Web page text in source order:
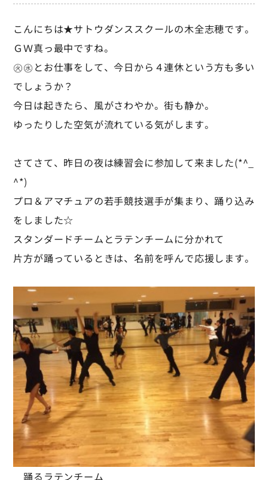
こんにちは★サトウダンススクールの木全志穂です。
ＧＷ真っ最中ですね。
㊋㊌とお仕事をして、今日から４連休という方も多い
でしょうか？
今日は起きたら、風がさわやか。街も静か。
ゆったりした空気が流れている気がします。
さてさて、昨日の夜は練習会に参加して来ました(*^_
^*)
プロ＆アマチュアの若手競技選手が集まり、踊り込み
をしました☆
スタンダードチームとラテンチームに分かれて
片方が踊っているときは、名前を呼んで応援します。
踊るラテンチーム